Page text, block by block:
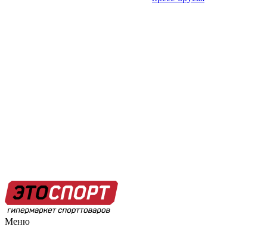
Меню